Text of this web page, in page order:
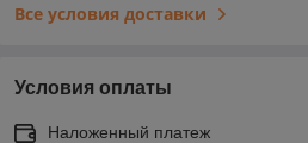
Все условия доставки
Условия оплаты
Наложенный платеж